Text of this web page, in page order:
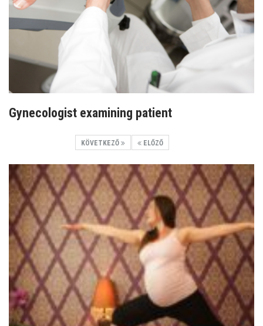
Gynecologist examining patient
KÖVETKEZŐ ELŐZŐ